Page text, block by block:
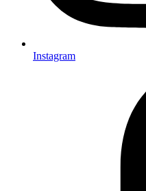
Instagram